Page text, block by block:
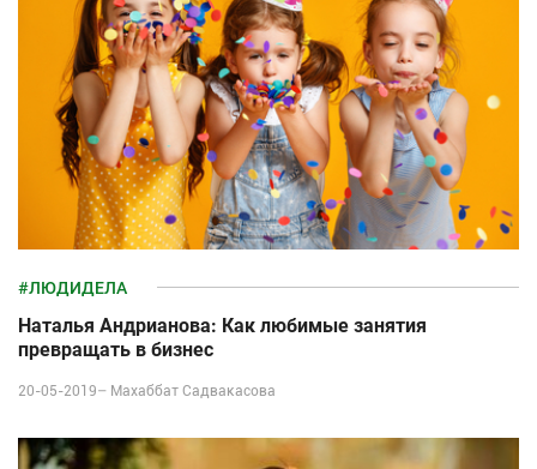
#ЛЮДИДЕЛА
Наталья Андрианова: Как любимые занятия
превращать в бизнес
20-05-2019– Махаббат Садвакасова